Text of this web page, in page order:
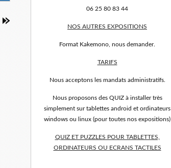
06 25 80 83 44
NOS AUTRES EXPOSITIONS
Format Kakemono, nous demander.
TARIFS
Nous acceptons les mandats administratifs.
Nous proposons des QUIZ à installer très
simplement sur tablettes android et ordinateurs
windows ou linux (pour toutes nos expositions)
QUIZ ET PUZZLES POUR TABLETTES,
ORDINATEURS OU ECRANS TACTILES